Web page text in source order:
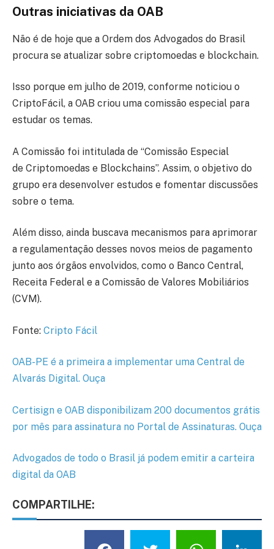
Outras iniciativas da OAB
Não é de hoje que a Ordem dos Advogados do Brasil
procura se atualizar sobre criptomoedas e blockchain.
Isso porque em julho de 2019, conforme noticiou o
CriptoFácil, a OAB criou uma comissão especial para
estudar os temas.
A Comissão foi intitulada de “Comissão Especial
de Criptomoedas e Blockchains”. Assim, o objetivo do
grupo era desenvolver estudos e fomentar discussões
sobre o tema.
Além disso, ainda buscava mecanismos para aprimorar
a regulamentação desses novos meios de pagamento
junto aos órgãos envolvidos, como o Banco Central,
Receita Federal e a Comissão de Valores Mobiliários
(CVM).
Fonte: Cripto Fácil
OAB-PE é a primeira a implementar uma Central de
Alvarás Digital. Ouça
Certisign e OAB disponibilizam 200 documentos grátis
por mês para assinatura no Portal de Assinaturas. Ouça
Advogados de todo o Brasil já podem emitir a carteira
digital da OAB
COMPARTILHE: